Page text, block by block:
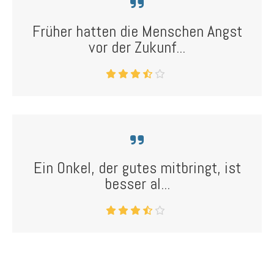
Früher hatten die Menschen Angst
vor der Zukunf...
Ein Onkel, der gutes mitbringt, ist
besser al...